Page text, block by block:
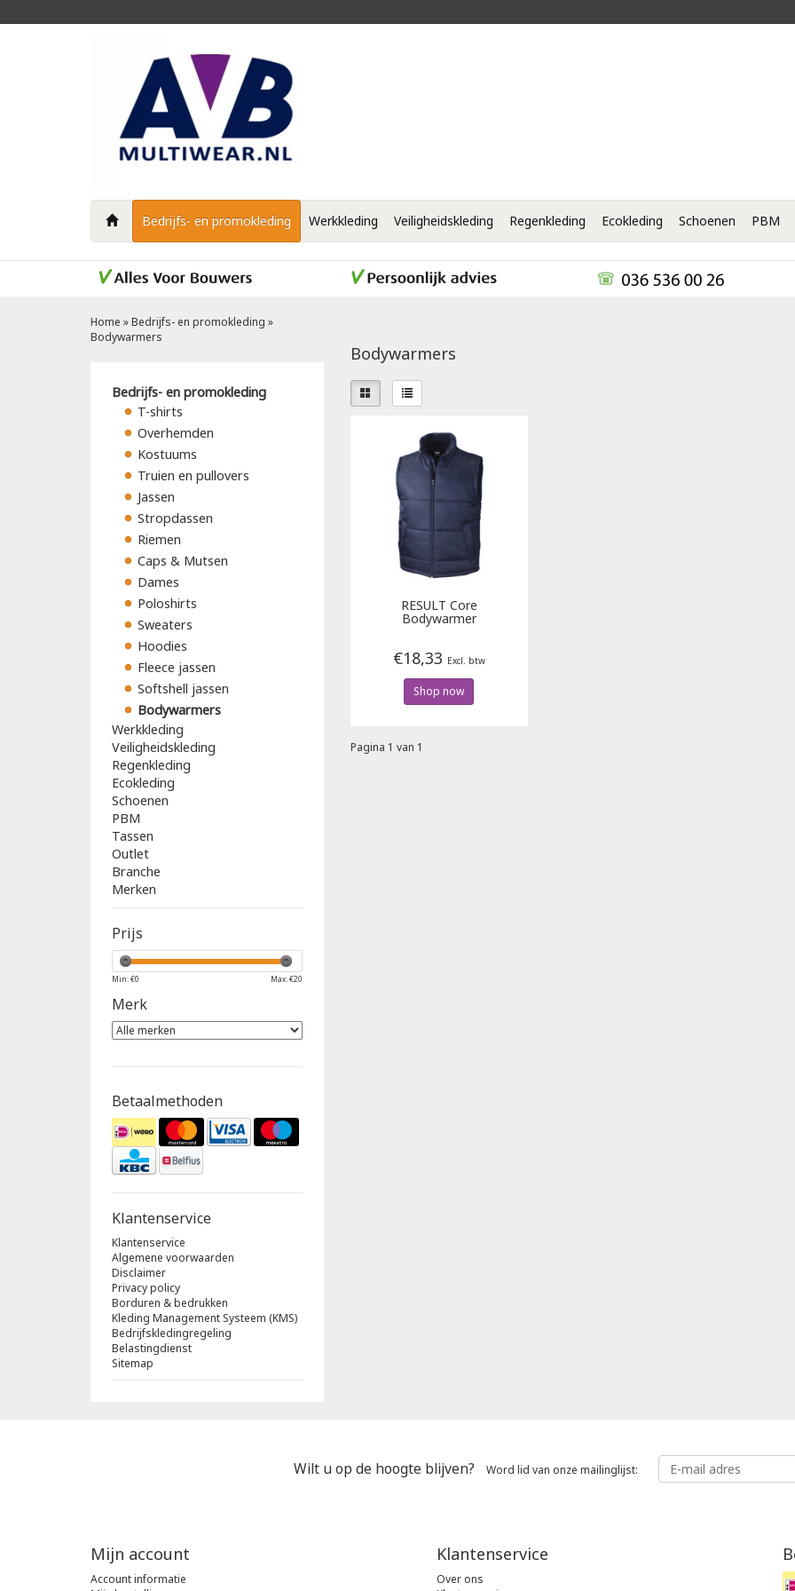
Bedrijfs- en promokleding Werkkleding Veiligheidskleding Regenkleding Ecokleding Schoenen PBM
Home »Bedrijfs- en promokleding »
Bodywarmers
Bedrijfs- en promokleding
T-shirts
Overhemden
Kostuums
Truien en pullovers
Jassen
Stropdassen
Riemen
Caps & Mutsen
Dames
Poloshirts
Sweaters
Hoodies
Fleece jassen
Softshell jassen
Bodywarmers
Werkkleding
Veiligheidskleding
Regenkleding
Ecokleding
Schoenen
PBM
Tassen
Outlet
Branche
Merken
Prijs
Min: €0 Max: €20
Merk
Betaalmethoden
Klantenservice
Klantenservice
Algemene voorwaarden
Disclaimer
Privacy policy
Borduren & bedrukken
Kleding Management Systeem (KMS)
Bedrijfskledingregeling
Belastingdienst
Sitemap
Bodywarmers
RESULT Core
Bodywarmer
€18,33 Excl. btw
Shop now
Pagina 1 van 1
Wilt u op de hoogte blijven? Word lid van onze mailinglijst:
Mijn account
Account informatie
Klantenservice
Over ons